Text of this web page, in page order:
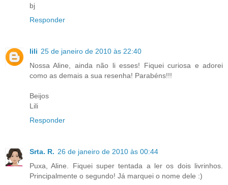
bj
Responder
lili 25 de janeiro de 2010 às 22:40
Nossa Aline, ainda não li esses! Fiquei curiosa e adorei
como as demais a sua resenha! Parabéns!!!
Beijos
Lili
Responder
Srta. R. 26 de janeiro de 2010 às 00:44
Puxa, Aline. Fiquei super tentada a ler os dois livrinhos.
Principalmente o segundo! Já marquei o nome dele :)